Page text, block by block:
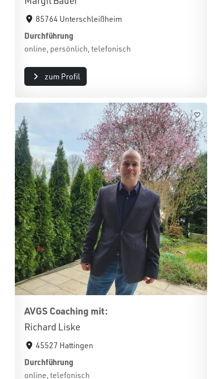
85764 Unterschleißheim
Durchführung
online, persönlich, telefonisch
zum Profil
AVGS Coaching mit:
Richard Liske
45527 Hattingen
Durchführung
online, telefonisch